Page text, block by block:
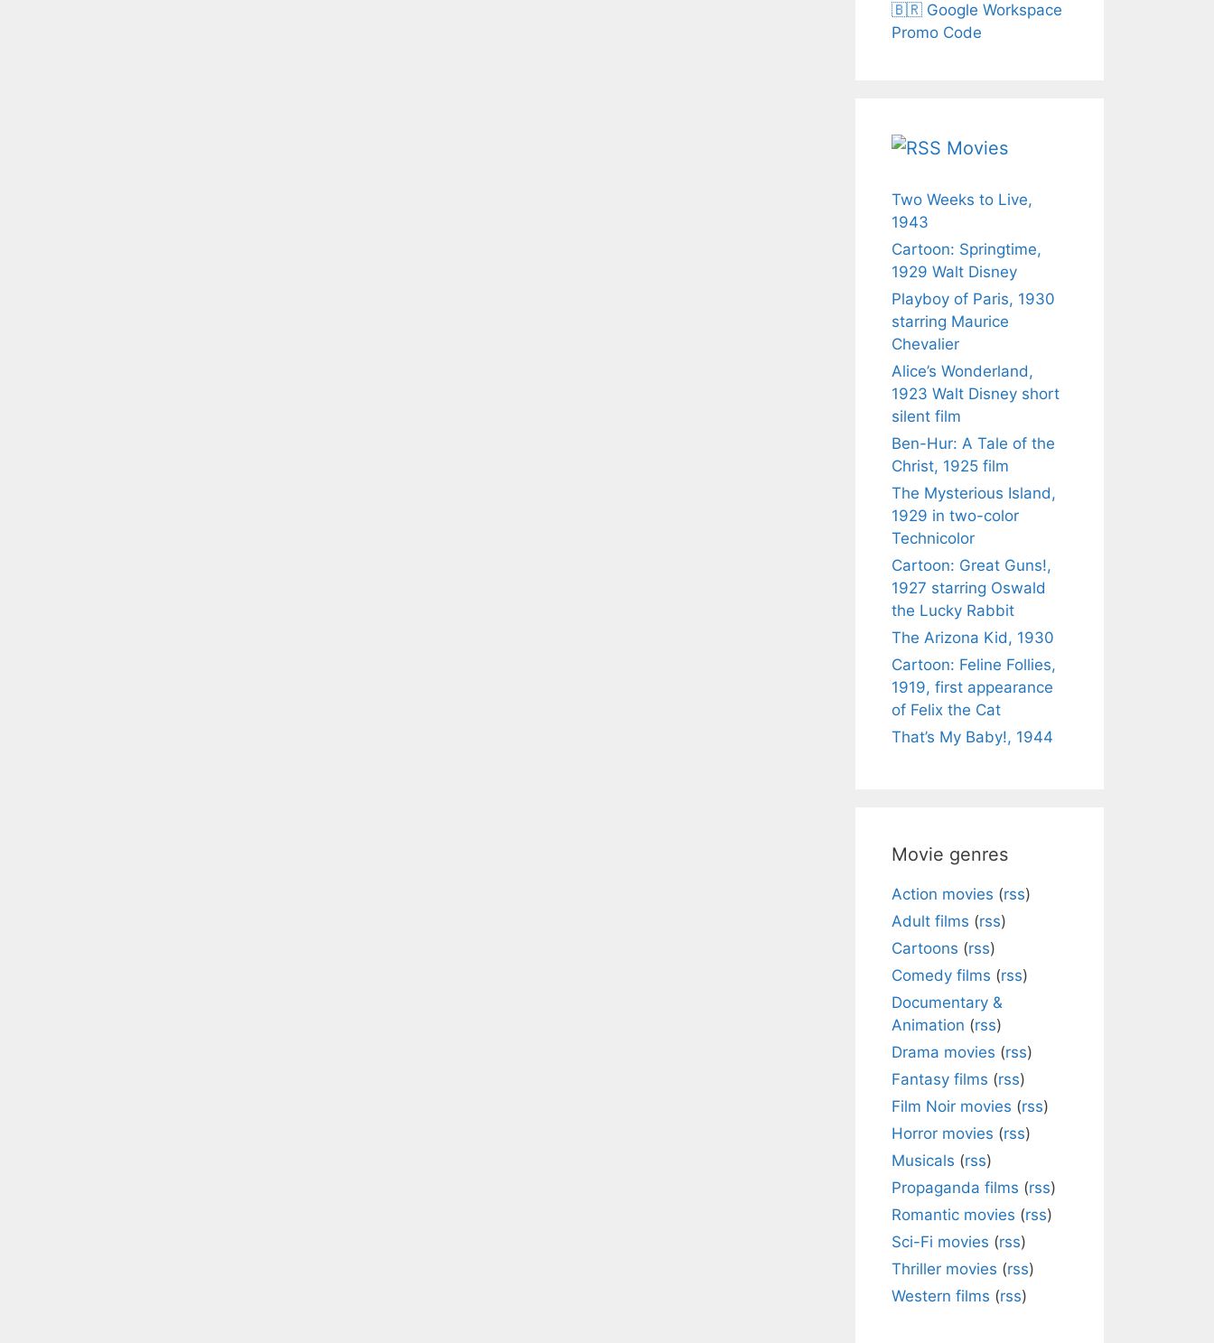
🇧🇷 Google Workspace
Promo Code
Movies
Two Weeks to Live,
1943
Cartoon: Springtime,
1929 Walt Disney
Playboy of Paris, 1930
starring Maurice
Chevalier
Alice’s Wonderland,
1923 Walt Disney short
silent film
Ben-Hur: A Tale of the
Christ, 1925 film
The Mysterious Island,
1929 in two-color
Technicolor
Cartoon: Great Guns!,
1927 starring Oswald
the Lucky Rabbit
The Arizona Kid, 1930
Cartoon: Feline Follies,
1919, first appearance
of Felix the Cat
That’s My Baby!, 1944
Movie genres
Action movies (rss)
Adult films (rss)
Cartoons (rss)
Comedy films (rss)
Documentary &
Animation (rss)
Drama movies (rss)
Fantasy films (rss)
Film Noir movies (rss)
Horror movies (rss)
Musicals (rss)
Propaganda films (rss)
Romantic movies (rss)
Sci-Fi movies (rss)
Thriller movies (rss)
Western films (rss)